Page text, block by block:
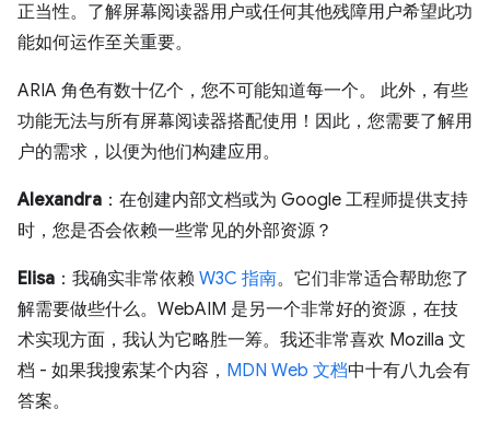
正当性。了解屏幕阅读器用户或任何其他残障用户希望此功
能如何运作至关重要。
ARIA 角色有数十亿个，您不可能知道每一个。 此外，有些
功能无法与所有屏幕阅读器搭配使用！因此，您需要了解用
户的需求，以便为他们构建应用。
Alexandra ：在创建内部文档或为 Google 工程师提供支持
时，您是否会依赖一些常见的外部资源？
Elisa ：我确实非常依赖 W3C 指南。它们非常适合帮助您了
解需要做些什么。WebAIM 是另一个非常好的资源，在技
术实现方面，我认为它略胜一筹。我还非常喜欢 Mozilla 文
档 - 如果我搜索某个内容， MDN Web 文档中十有八九会有
答案。